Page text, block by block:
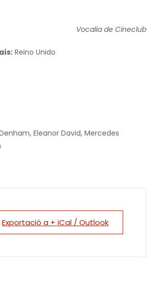
Vocalia de Cineclub
Reino Unido
Eleanor David, Mercedes
Exportació a + iCal / Outlook